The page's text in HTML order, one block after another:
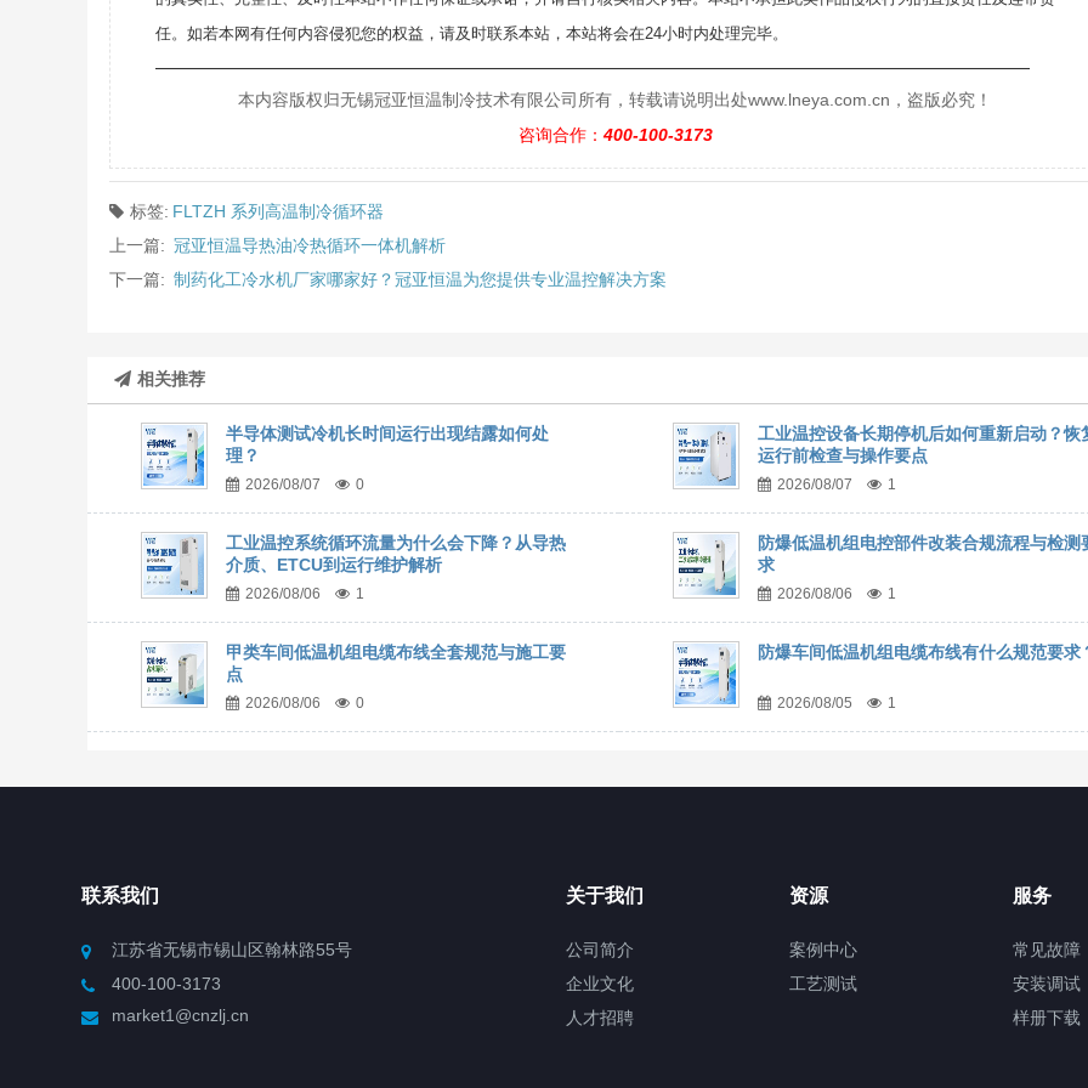
任。如若本网有任何内容侵犯您的权益，请及时联系本站，本站将会在24小时内处理完毕。
—————————————————————————————————————————————
本内容版权归无锡冠亚恒温制冷技术有限公司所有，转载请说明出处www.lneya.com.cn，盗版必究！
咨询合作： 400-100-3173
标签: FLTZH 系列高温制冷循环器
上一篇: 冠亚恒温导热油冷热循环一体机解析
下一篇: 制药化工冷水机厂家哪家好？冠亚恒温为您提供专业温控解决方案
相关推荐
半导体测试冷机长时间运行出现结露如何处
理？
2026/08/07 0
工业温控设备长期停机后如何重新启动？恢
运行前检查与操作要点
2026/08/07 1
工业温控系统循环流量为什么会下降？从导热
介质、ETCU到运行维护解析
2026/08/06 1
防爆低温机组电控部件改装合规流程与检测
求
2026/08/06 1
甲类车间低温机组电缆布线全套规范与施工要
点
2026/08/06 0
防爆车间低温机组电缆布线有什么规范要求
2026/08/05 1
联系我们
江苏省无锡市锡山区翰林路55号
400-100-3173
market1@cnzlj.cn
关于我们
公司简介
企业文化
人才招聘
资源
案例中心
工艺测试
服务
常见故障
安装调试
样册下载